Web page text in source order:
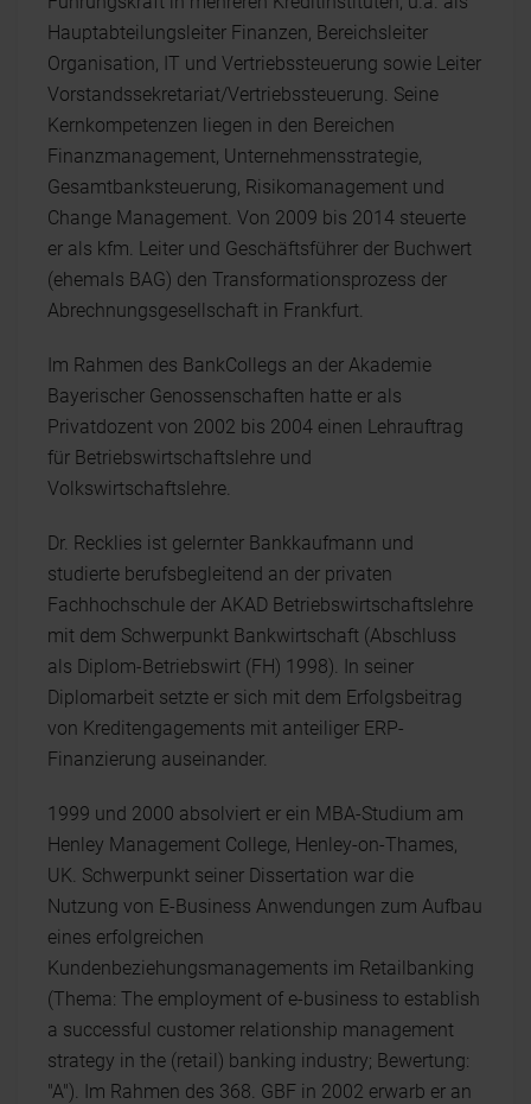
Hauptabteilungsleiter Finanzen, Bereichsleiter
Organisation, IT und Vertriebssteuerung sowie Leiter
Vorstandssekretariat/Vertriebssteuerung. Seine
Kernkompetenzen liegen in den Bereichen
Finanzmanagement, Unternehmensstrategie,
Gesamtbanksteuerung, Risikomanagement und
Change Management. Von 2009 bis 2014 steuerte
er als kfm. Leiter und Geschäftsführer der Buchwert
(ehemals BAG) den Transformationsprozess der
Abrechnungsgesellschaft in Frankfurt.
Im Rahmen des BankCollegs an der Akademie
Bayerischer Genossenschaften hatte er als
Privatdozent von 2002 bis 2004 einen Lehrauftrag
für Betriebswirtschaftslehre und
Volkswirtschaftslehre.
Dr. Recklies ist gelernter Bankkaufmann und
studierte berufsbegleitend an der privaten
Fachhochschule der AKAD Betriebswirtschaftslehre
mit dem Schwerpunkt Bankwirtschaft (Abschluss
als Diplom-Betriebswirt (FH) 1998). In seiner
Diplomarbeit setzte er sich mit dem Erfolgsbeitrag
von Kreditengagements mit anteiliger ERP-
Finanzierung auseinander.
1999 und 2000 absolviert er ein MBA-Studium am
Henley Management College, Henley-on-Thames,
UK. Schwerpunkt seiner Dissertation war die
Nutzung von E-Business Anwendungen zum Aufbau
eines erfolgreichen
Kundenbeziehungsmanagements im Retailbanking
(Thema: The employment of e-business to establish
a successful customer relationship management
strategy in the (retail) banking industry; Bewertung:
"A"). Im Rahmen des 368. GBF in 2002 erwarb er an